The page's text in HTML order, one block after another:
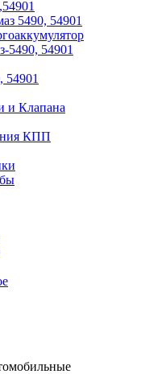
5490, 54901
5490, 54901
и Клапана
КПП